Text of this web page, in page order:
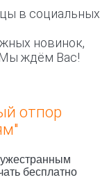
в социальных
новинок,
Мы ждём Вас!
отпор
бесплатно